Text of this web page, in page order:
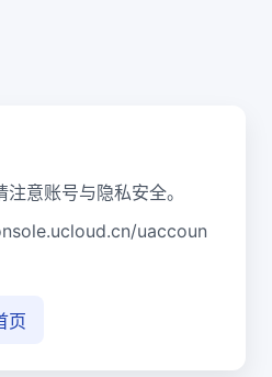
意账号与隐私安全。
uaccoun
页